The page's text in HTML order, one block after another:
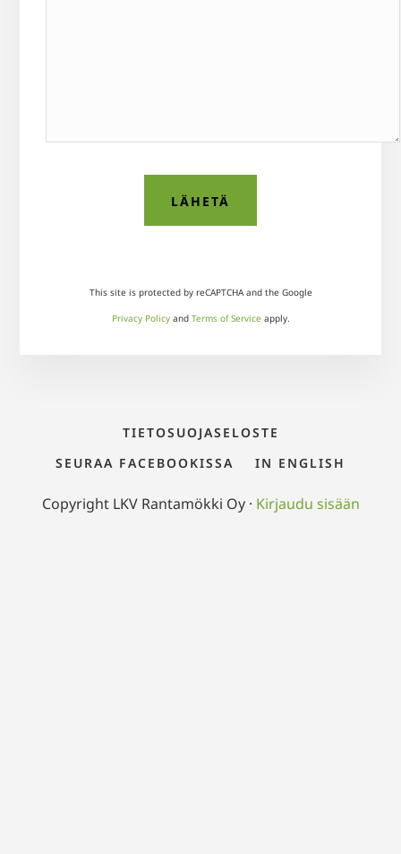
This site is protected by reCAPTCHA and the Google
Privacy Policyand Terms of Service apply.
TIETOSUOJASELOSTE
SEURAA FACEBOOKISSA
IN ENGLISH
Copyright LKV Rantamökki Oy · Kirjaudu sisään